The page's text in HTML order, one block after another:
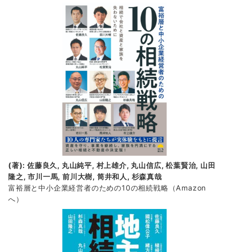
(著): 佐藤良久, 丸山純平, 村上雄介, 丸山信広, 松葉賢治, 山田
隆之, 市川一馬, 前川大樹, 筒井和人, 杉森真哉
富裕層と中小企業経営者のための10の相続戦略 （Amazon
へ）